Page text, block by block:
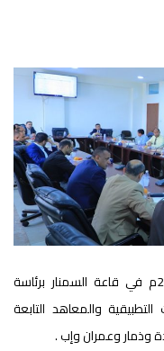
عقد يوم الخميس الموافق 16/ 6 / 2022م في قاعة السمنار برئاسة
والمعاهد التابعة
وذمار وعمران وإب .